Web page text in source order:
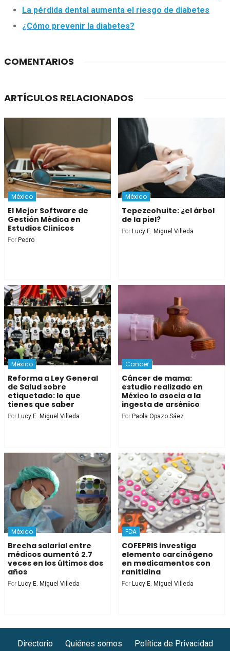
La pérdida dental aumenta el riesgo de diabetes
¿Cómo prevenir la diabetes?
COMENTARIOS
ARTÍCULOS RELACIONADOS
México
El Mejor Software de
Gestión Médica en
Estudios Clínicos
Por Pedro
México
Tepezcohuite: ¿el árbol
de la piel?
Por Lucy E. Miguel Villeda
México
Reforma a Ley General
de Salud sobre
etiquetado: lo que
tienes que saber
Por Lucy E. Miguel Villeda
Cancer
Cáncer de mama:
estudio realizado en
México lo asocia a la
ingesta de arsénico
Por Paola Opazo Sáez
México
Brecha salarial entre
médicos aumentó 2.7
veces en los últimos dos
años
Por Lucy E. Miguel Villeda
FDA
COFEPRIS investiga
elemento carcinógeno
en medicamentos con
ranitidina
Por Lucy E. Miguel Villeda
Directorio Quiénes somos Política de Privacidad